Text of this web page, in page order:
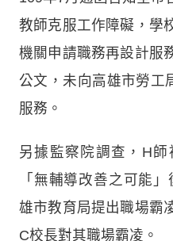
教師克服工作障礙，學
機關申請職務再設計服
公文，未向高雄市勞工
服務。
另據監察院調查，H
「無輔導改善之可能
雄市教育局提出職場霸
C校長對其職場霸凌。